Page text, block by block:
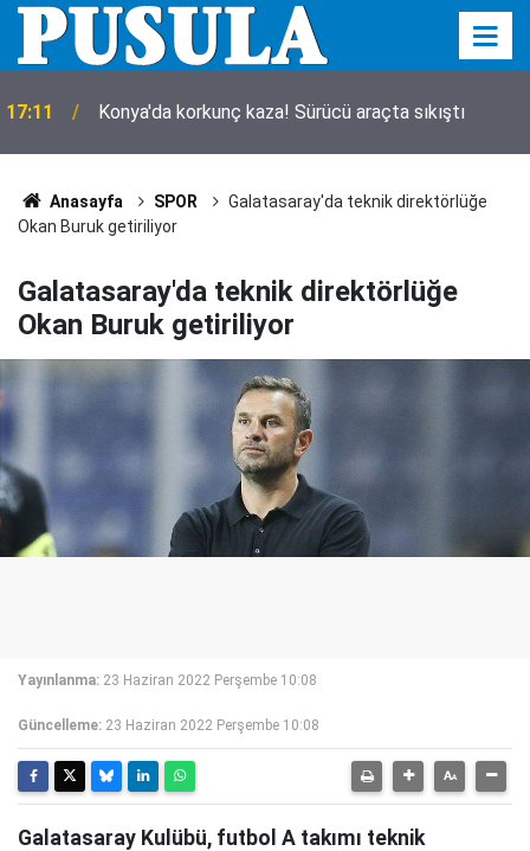
16:39
Konya'daki feci TIR kazasında detaylar belli oldu!
Anasayfa SPOR
Galatasaray'da teknik direktörlüğe
Okan Buruk getiriliyor
Galatasaray'da teknik direktörlüğe
Okan Buruk getiriliyor
Yayınlanma: 23 Haziran 2022 Perşembe 10:08
Güncelleme: 23 Haziran 2022 Perşembe 10:08
Galatasaray Kulübü, futbol A takımı teknik